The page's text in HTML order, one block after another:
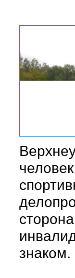
знаком.